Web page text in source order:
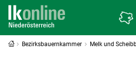
Bezirksbauernkammer Melk und